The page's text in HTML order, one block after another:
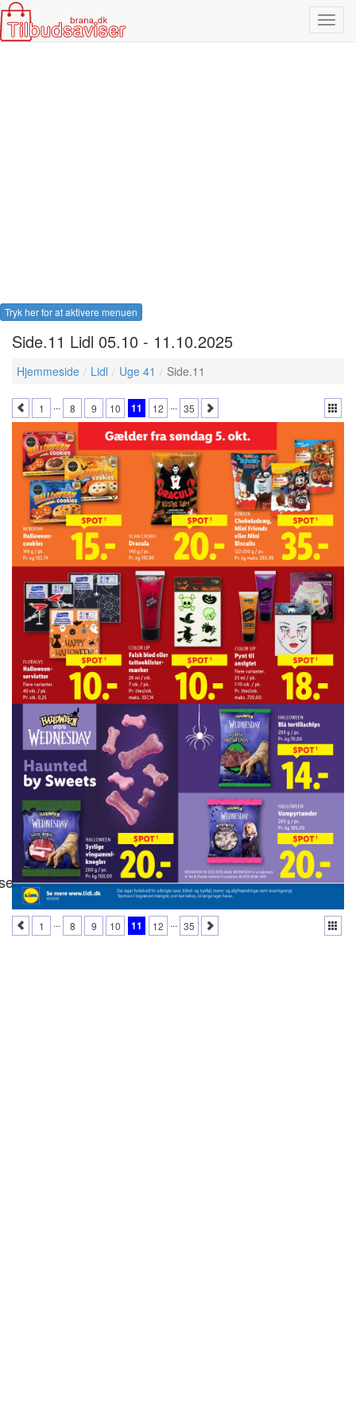
Tryk her for at aktivere menuen
Side.11 Lidl 05.10 - 11.10.2025
Hjemmeside Lidl Uge 41 Side.11
1 ... 8 9 10 11 12 ... 35
1 ... 8 9 10 11 12 ... 35